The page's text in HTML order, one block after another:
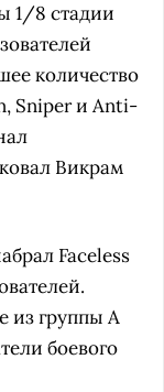
1/8 стадии
количество
Sniper и Anti-
Викрам
Faceless
из группы А
боевого